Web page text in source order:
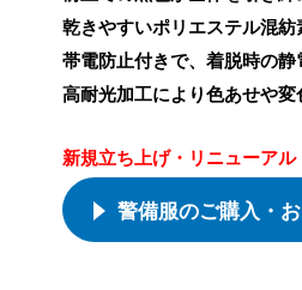
乾きやすいポリエステル混
帯電防止付きで、着脱時の静
高耐光加工により色あせや
新規立ち上げ・リニューアル
警備服のご購入・